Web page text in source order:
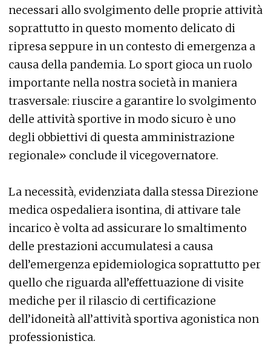
necessari allo svolgimento delle proprie attività
soprattutto in questo momento delicato di
ripresa seppure in un contesto di emergenza a
causa della pandemia. Lo sport gioca un ruolo
importante nella nostra società in maniera
trasversale: riuscire a garantire lo svolgimento
delle attività sportive in modo sicuro è uno
degli obbiettivi di questa amministrazione
regionale» conclude il vicegovernatore.
La necessità, evidenziata dalla stessa Direzione
medica ospedaliera isontina, di attivare tale
incarico è volta ad assicurare lo smaltimento
delle prestazioni accumulatesi a causa
dell’emergenza epidemiologica soprattutto per
quello che riguarda all’effettuazione di visite
mediche per il rilascio di certificazione
dell’idoneità all’attività sportiva agonistica non
professionistica.